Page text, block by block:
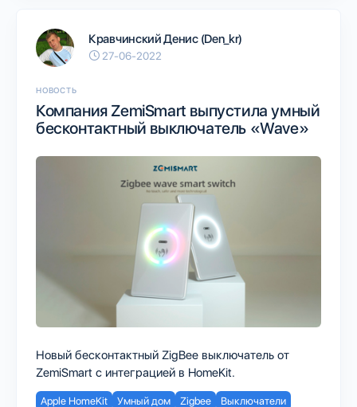
Кравчинский Денис (Den_kr)
27-06-2022
НОВОСТЬ
Компания ZemiSmart выпустила умный
бесконтактный выключатель «Wave»
Новый бесконтактный ZigBee выключатель от
ZemiSmart с интеграцией в HomeKit.
Apple HomeKit Умный дом Zigbee Выключатели